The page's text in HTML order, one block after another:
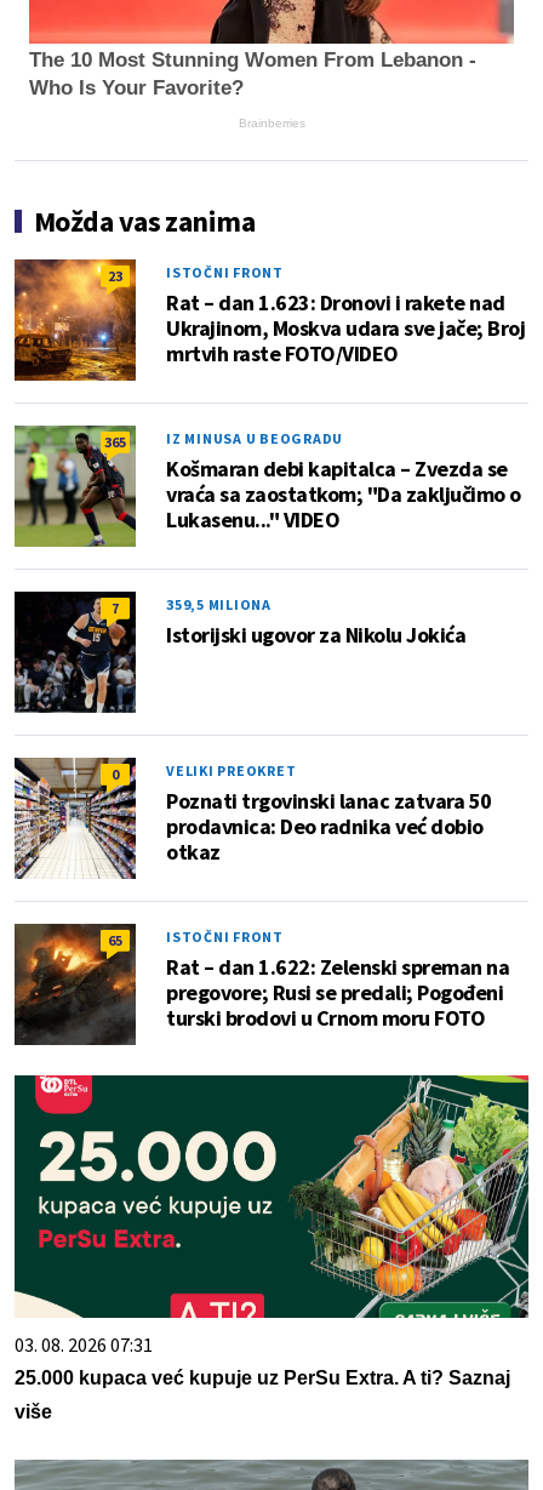
The 10 Most Stunning Women From Lebanon -
Who Is Your Favorite?
Brainberries
Možda vas zanima
23 ISTOČNI FRONT
Rat – dan 1.623: Dronovi i rakete nad
Ukrajinom, Moskva udara sve jače; Broj
mrtvih raste FOTO/VIDEO
365 IZ MINUSA U BEOGRADU
Košmaran debi kapitalca – Zvezda se
vraća sa zaostatkom; "Da zaključimo o
Lukasenu..." VIDEO
7 359,5 MILIONA
Istorijski ugovor za Nikolu Jokića
0 VELIKI PREOKRET
Poznati trgovinski lanac zatvara 50
prodavnica: Deo radnika već dobio
otkaz
65 ISTOČNI FRONT
Rat – dan 1.622: Zelenski spreman na
pregovore; Rusi se predali; Pogođeni
turski brodovi u Crnom moru FOTO
03. 08. 2026 07:31
25.000 kupaca već kupuje uz PerSu Extra. A ti? Saznaj
više